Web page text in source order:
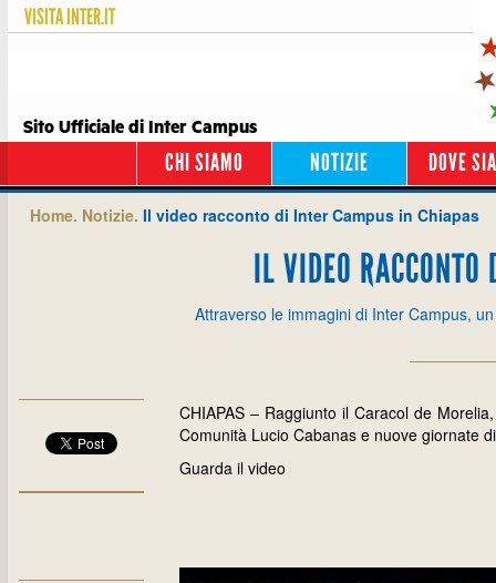
VISITAINTER.IT
Sito Ufficiale di Inter Campus
CHI SIAMO NOTIZIE DOVE
Home. Notizie. Il video racconto di Inter Campus in Chiapas
IL VIDEO
Attraverso le immagini di Inter Campus,
CHIAPAS – Raggiunto il Caracol de
Comunità Lucio Cabanas e nuove giornate
Guarda il video